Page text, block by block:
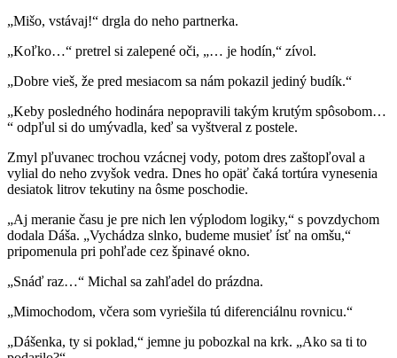
„Mišo, vstávaj!“ drgla do neho partnerka.
„Koľko…“ pretrel si zalepené oči, „… je hodín,“ zívol.
„Dobre vieš, že pred mesiacom sa nám pokazil jediný budík.“
„Keby posledného hodinára nepopravili takým krutým spôsobom…
“ odpľul si do umývadla, keď sa vyštveral z postele.
Zmyl pľuvanec trochou vzácnej vody, potom dres zaštopľoval a
vylial do neho zvyšok vedra. Dnes ho opäť čaká tortúra vynesenia
desiatok litrov tekutiny na ôsme poschodie.
„Aj meranie času je pre nich len výplodom logiky,“ s povzdychom
dodala Dáša. „Vychádza slnko, budeme musieť ísť na omšu,“
pripomenula pri pohľade cez špinavé okno.
„Snáď raz…“ Michal sa zahľadel do prázdna.
„Mimochodom, včera som vyriešila tú diferenciálnu rovnicu.“
„Dášenka, ty si poklad,“ jemne ju pobozkal na krk. „Ako sa ti to